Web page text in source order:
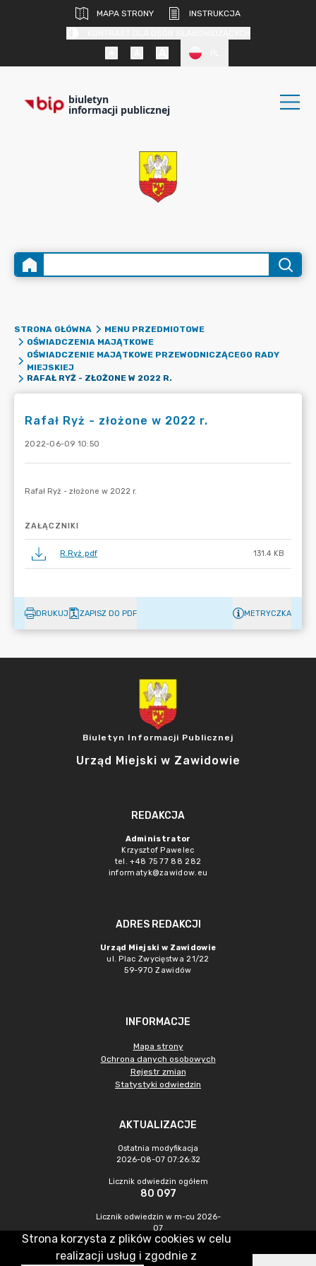
MAPA STRONY
INSTRUKCJA
biuletyn
informacji publicznej
STRONA GŁÓWNA
MENU PRZEDMIOTOWE
OŚWIADCZENIA MAJĄTKOWE
OŚWIADCZENIE MAJĄTKOWE PRZEWODNICZĄCEGO RADY
MIEJSKIEJ
RAFAŁ RYŻ - ZŁOŻONE W 2022 R.
Rafał Ryż - złożone w 2022 r.
2022-06-09 10:50
ZAŁĄCZNIKI
R.Ryż.pdf 131.4 KB
DRUKUJ ZAPISZ DO PDF METRYCZKA
Biuletyn Informacji Publicznej
Urząd Miejski w Zawidowie
REDAKCJA
Administrator
Krzysztof Pawelec
tel. +48 75 77 88 282
informatyk@zawidow.eu
ADRES REDAKCJI
Urząd Miejski w Zawidowie
ul. Plac Zwycięstwa 21/22
59-970 Zawidów
INFORMACJE
Mapa strony
Ochrona danych osobowych
Rejestr zmian
Statystyki odwiedzin
AKTUALIZACJE
Ostatnia modyfikacja
2026-08-07 07:26:32
Licznik odwiedzin ogółem
80 097
Licznik odwiedzin w m-cu 2026-
07
215
Strona korzysta z plików cookies w celu
realizacji usług i zgodnie z